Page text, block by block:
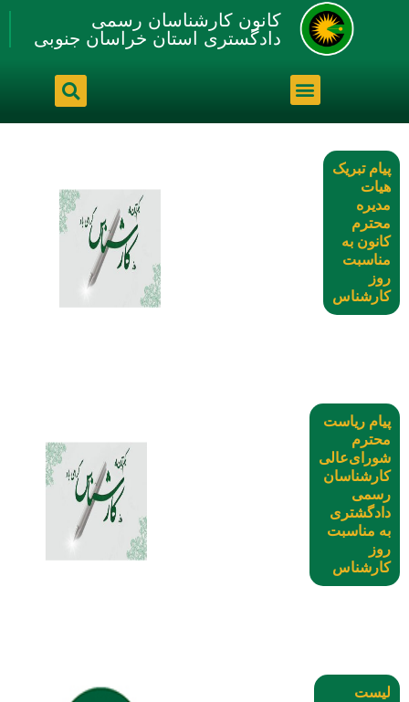
کانون کارشناسان رسمی
دادگستری استان خراسان جنوبی
پیام تبریک
هیات
مدیره
محترم
کانون به
مناسبت
روز
کارشناس
پیام ریاست
محترم
شورای‌عالی
کارشناسان
رسمی
دادگشتری
به مناسبت
روز
کارشناس
لیست